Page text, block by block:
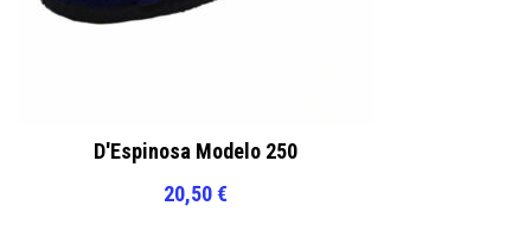
D'Espinosa Modelo 250
20,50€